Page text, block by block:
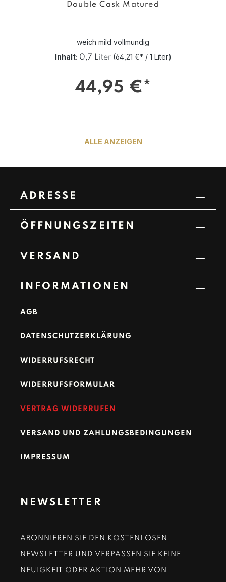
Double Cask Matured
weich mild vollmundig
Inhalt: 0,7 Liter (64,21 €* / 1 Liter)
44,95 €*
ALLE ANZEIGEN
ADRESSE
ÖFFNUNGSZEITEN
VERSAND
INFORMATIONEN
AGB
DATENSCHUTZERKLÄRUNG
WIDERRUFSRECHT
WIDERRUFSFORMULAR
VERTRAG WIDERRUFEN
VERSAND UND ZAHLUNGSBEDINGUNGEN
IMPRESSUM
NEWSLETTER
ABONNIEREN SIE DEN KOSTENLOSEN
NEWSLETTER UND VERPASSEN SIE KEINE
NEUIGKEIT ODER AKTION MEHR VON